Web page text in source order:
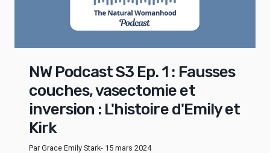
NW Podcast S3 Ep. 1 : Fausses
couches, vasectomie et
inversion : L'histoire d'Emily et
Kirk
Par Grace Emily Stark- 15 mars 2024